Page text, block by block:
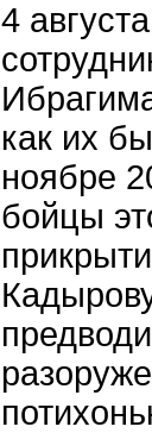
4
как их
ноябре
бойцы